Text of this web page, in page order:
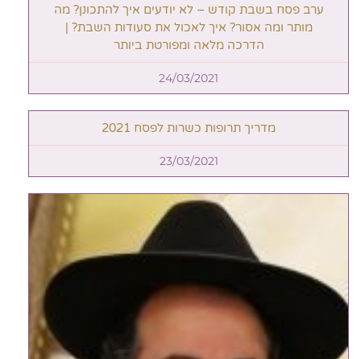
ערב פסח בשבת קודש – לא יודעים איך להתכונן? מה
מותר ומה אסור? איך לאכול את סעודות השבת? |
הדרכה מלאה ומפורטת ביותר
24/03/2021
מדריך תרופות כשרות לפסח 2021
23/03/2021